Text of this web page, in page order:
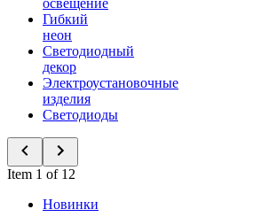
освещение
Гибкий
неон
Светодиодный
декор
Электроустановочные
изделия
Светодиоды
Item 1 of 12
Новинки